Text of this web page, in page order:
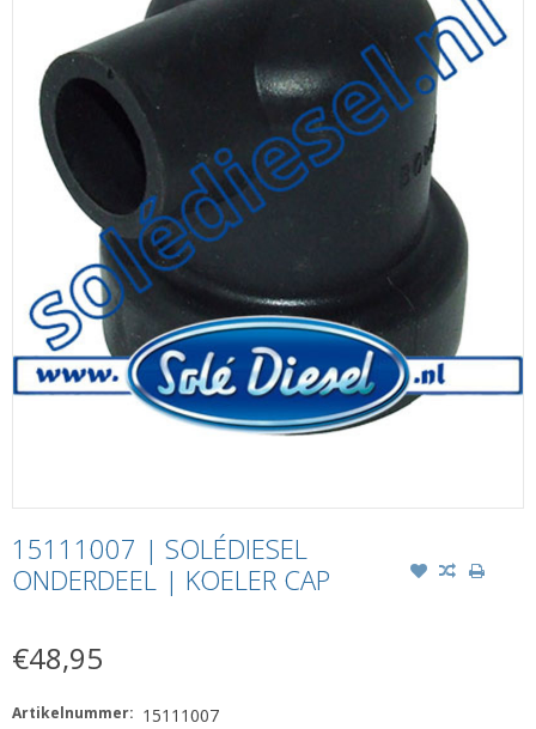
15111007 | SOLÉDIESEL
ONDERDEEL | KOELER CAP
€48,95
Artikelnummer: 15111007